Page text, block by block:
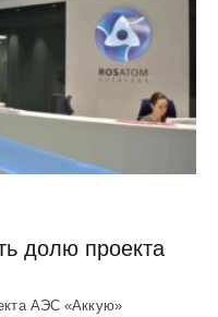
долю проекта
АЭС «Аккую»